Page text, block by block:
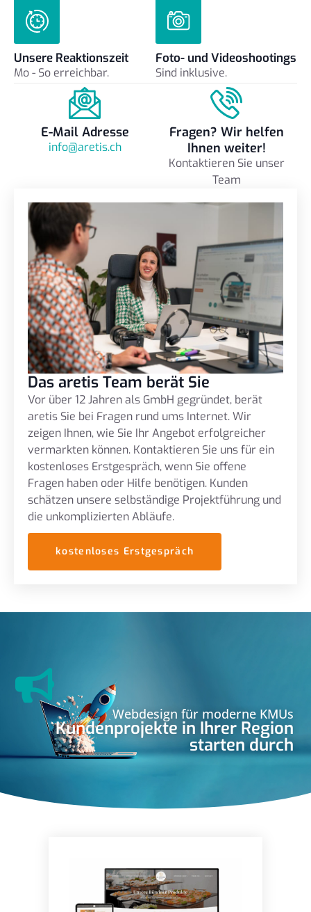
Unsere Reaktionszeit
Mo - So erreichbar.
Foto- und Videoshootings
Sind inklusive.
E-Mail Adresse
info@aretis.ch
Fragen? Wir helfen
Ihnen weiter!
Kontaktieren Sie unser
Team
Das aretis Team berät Sie
Vor über 12 Jahren als GmbH gegründet, berät
aretis Sie bei Fragen rund ums Internet. Wir
zeigen Ihnen, wie Sie Ihr Angebot erfolgreicher
vermarkten können. Kontaktieren Sie uns für ein
kostenloses Erstgespräch, wenn Sie offene
Fragen haben oder Hilfe benötigen. Kunden
schätzen unsere selbständige Projektführung und
die unkomplizierten Abläufe.
kostenloses Erstgespräch
Webdesign für moderne KMUs
Kundenprojekte in Ihrer Region
starten durch